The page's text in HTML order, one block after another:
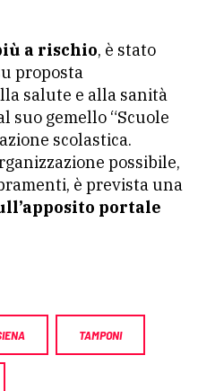
a rischio, è stato
proposta
salute e alla sanità
suo gemello “Scuole
scolastica.
possibile,
è prevista una
portale
TAMPONI